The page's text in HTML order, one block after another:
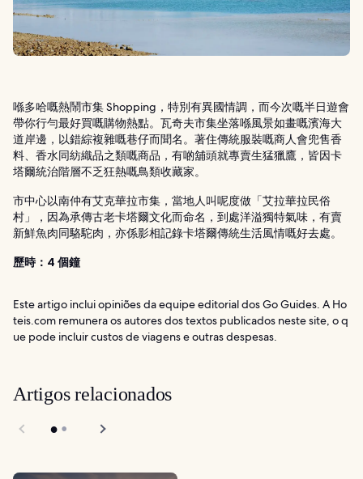
喺多哈嘅熱鬧市集 Shopping，特別有異國情調，而今次嘅半日遊會
帶你行勻最好買嘅購物熱點。瓦奇夫市集坐落喺風景如畫嘅濱海大
道岸邊，以錯綜複雜嘅巷仔而聞名。著住傳統服裝嘅商人會兜售香
料、香水同紡織品之類嘅商品，有啲舖頭就專賣生猛獵鷹，皆因卡
塔爾統治階層不乏狂熱嘅鳥類收藏家。
市中心以南仲有艾克華拉市集，當地人叫呢度做「艾拉華拉民俗
村」，因為承傳古老卡塔爾文化而命名，到處洋溢獨特氣味，有賣
新鮮魚肉同駱駝肉，亦係影相記錄卡塔爾傳統生活風情嘅好去處。
歷時：4 個鐘
Este artigo inclui opiniões da equipe editorial dos Go Guides. A Ho
teis.com remunera os autores dos textos publicados neste site, o q
ue pode incluir custos de viagens e outras despesas.
Artigos relacionados